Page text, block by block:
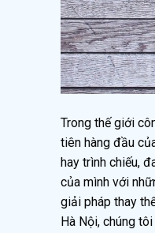
Trong thế giới
tiên hàng đầu
hay trình chiếu,
của mình với
giải pháp thay
Hà Nội, chúng